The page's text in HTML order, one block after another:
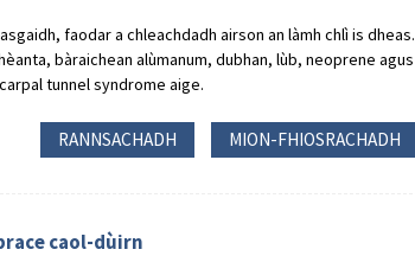
faodar a chleachdadh airson an làmh chlì is dheas.
bàraichean alùmanum, dubhan, lùb, neoprene agus
tunnel syndrome aige.
RANNSACHADH MION-FHIOSRACHADH
caol-dùirn